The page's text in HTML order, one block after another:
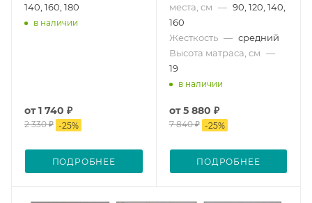
140, 160, 180
в наличии
от1 740 ₽
2 330 ₽ -25%
ПОДРОБНЕЕ
места, см — 90, 120, 140,
160
Жесткость — средний
Высота матраса, см —
19
в наличии
от5 880 ₽
7 840 ₽ -25%
ПОДРОБНЕЕ